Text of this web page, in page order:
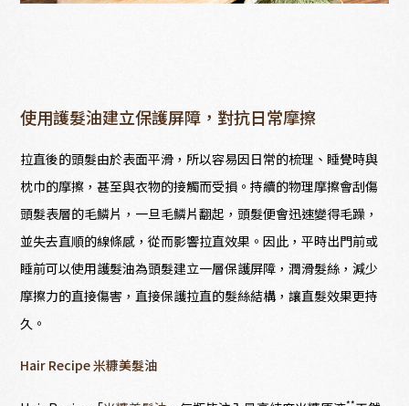
使用護髮油建立保護屏障，對抗日常摩擦
拉直後的頭髮由於表面平滑，所以容易因日常的梳理、睡覺時與
枕巾的摩擦，甚至與衣物的接觸而受損。持續的物理摩擦會刮傷
頭髮表層的毛鱗片，一旦毛鱗片翻起，頭髮便會迅速變得毛躁，
並失去直順的線條感，從而影響拉直效果。因此，平時出門前或
睡前可以使用護髮油為頭髮建立一層保護屏障，潤滑髮絲，減少
摩擦力的直接傷害，直接保護拉直的髮絲結構，讓直髮效果更持
久。
Hair Recipe 米糠美髮油